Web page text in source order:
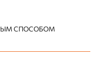
СПОСОБОМ